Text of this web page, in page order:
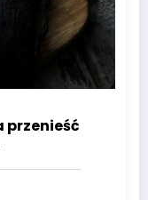
przenieść